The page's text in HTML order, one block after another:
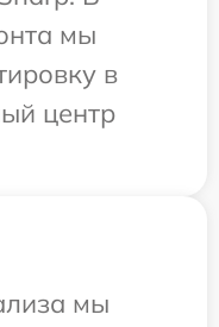
мы
в
центр
мы